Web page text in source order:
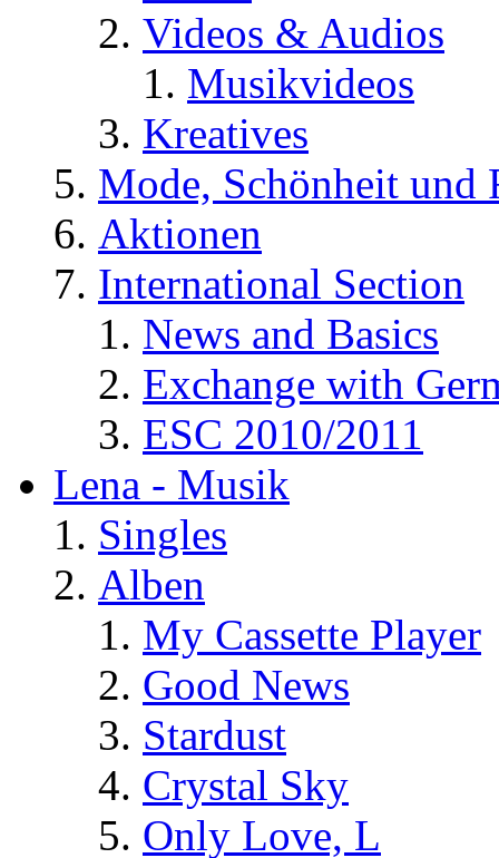
Videos & Audios
Musikvideos
Kreatives
Mode, Schönheit und
Aktionen
International Section
News and Basics
Exchange with
ESC 2010/2011
Lena - Musik
Singles
Alben
My Cassette Player
Good News
Stardust
Crystal Sky
Only Love, L